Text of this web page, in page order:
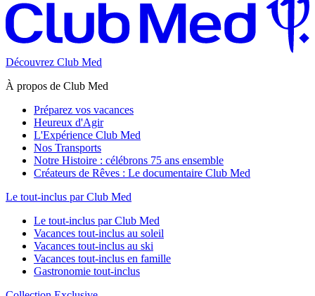
Découvrez Club Med
À propos de Club Med
Préparez vos vacances
Heureux d'Agir
L'Expérience Club Med
Nos Transports
Notre Histoire : célébrons 75 ans ensemble
Créateurs de Rêves : Le documentaire Club Med
Le tout-inclus par Club Med
Le tout-inclus par Club Med
Vacances tout-inclus au soleil
Vacances tout-inclus au ski
Vacances tout-inclus en famille
Gastronomie tout-inclus